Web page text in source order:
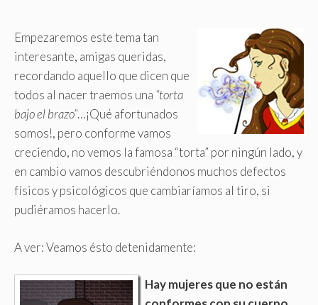
Empezaremos este tema tan
interesante, amigas queridas,
recordando aquello que dicen que
todos al nacer traemos una “torta
bajo el brazo”…¡Qué afortunados
somos!, pero conforme vamos
creciendo, no vemos la famosa “torta” por ningún lado, y
en cambio vamos descubriéndonos muchos defectos
físicos y psicológicos que cambiaríamos al tiro, si
pudiéramos hacerlo.
A ver: Veamos ésto detenidamente:
Hay mujeres que no están